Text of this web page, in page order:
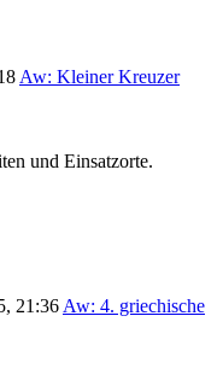
Aw: Kleiner Kreuzer
und Einsatzorte.
21:36 Aw: 4. griechische